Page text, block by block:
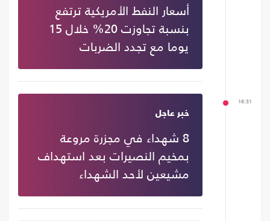
أسعار النفط الأمريكية ترتفع
بنسبة تجاوزت 20% خلال 15
يوما مع تجدد الضربات
16:31
خبر عاجل
8 شهداء في مجزرة مروعة
بمخيم النصيرات بعد استهداف
مشيعين لأحد الشهداء